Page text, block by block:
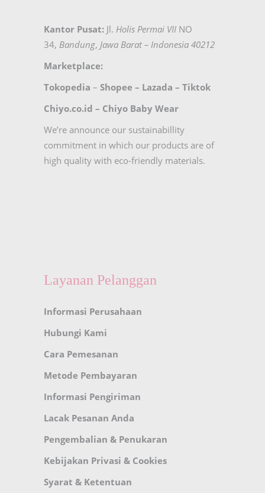
Kantor Pusat: Jl. Holis Permai VII NO
34, Bandung, Jawa Barat – Indonesia 40212
Marketplace:
Tokopedia – Shopee – Lazada – Tiktok
Chiyo.co.id – Chiyo Baby Wear
We’re announce our sustainabillity
commitment in which our products are of
high quality with eco-friendly materials.
Layanan Pelanggan
Informasi Perusahaan
Hubungi Kami
Cara Pemesanan
Metode Pembayaran
Informasi Pengiriman
Lacak Pesanan Anda
Pengembalian & Penukaran
Kebijakan Privasi & Cookies
Syarat & Ketentuan